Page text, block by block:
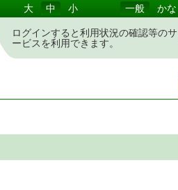
大 中 小 一般 かな
ログインすると利用状況の確認等のサ
ービスを利用できます。